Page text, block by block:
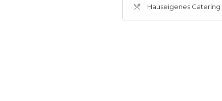
Hauseigenes Catering